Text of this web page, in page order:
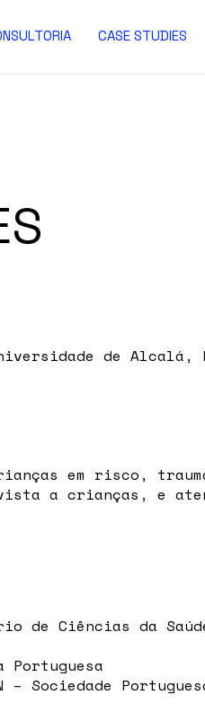
CASE STUDIES
de Alcalá,
em risco,
a crianças, e
Ciências da Saúde
Portuguesa
– Sociedade